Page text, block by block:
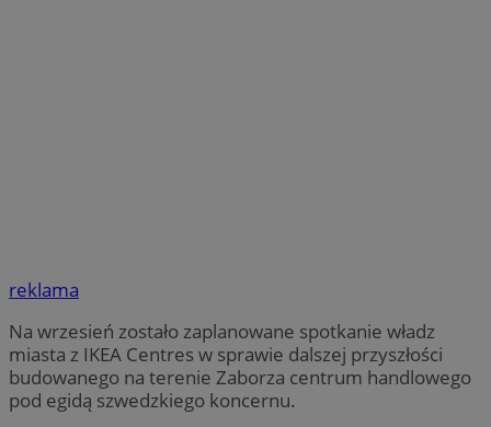
reklama
Na wrzesień zostało zaplanowane spotkanie władz
miasta z IKEA Centres w sprawie dalszej przyszłości
budowanego na terenie Zaborza centrum handlowego
pod egidą szwedzkiego koncernu.